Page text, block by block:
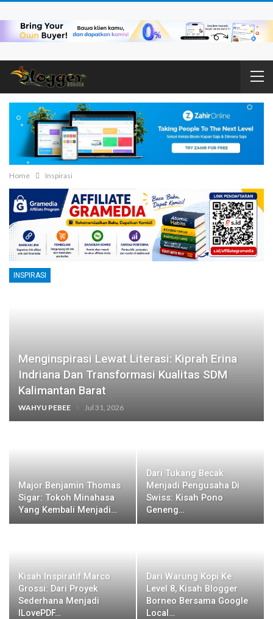
Home Inspirasi
INSPIRASI
Menginspirasi Lewat Literasi: Kiprah Erina
Indriana Dan Transformasi Kualitas SDM
Kalimantan Barat
WAHYU PEBEE Jul 31, 2026
Major Benjamin Thomas
Sigar: Tokoh Minahasa
Yang Kembali Menjadi…
Dari Tukang Becak
Menjadi Pengusaha Di
Swiss: Kisah Pono
Geneng…
Kisah Inspiratif Marco
Grossi: Dari Proyek
Sederhana Menjadi
ILovePDF…
Dari Warung Kopi Ke
Level 8, Kisah Blogger
Borneo Bersama Google
Local…